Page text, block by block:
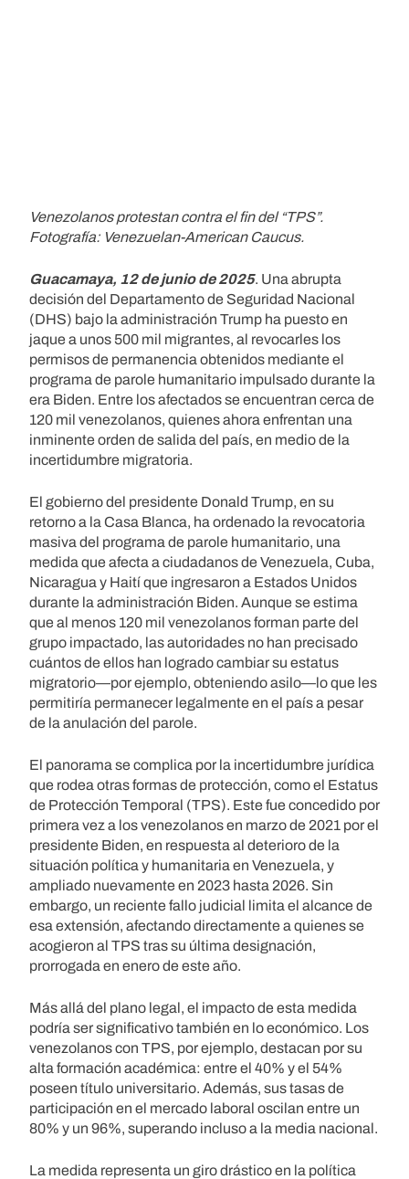
Venezolanos protestan contra el fin del “TPS”.
Fotografía: Venezuelan-American Caucus.
Guacamaya, 12 de junio de 2025. Una abrupta
decisión del Departamento de Seguridad Nacional
(DHS) bajo la administración Trump ha puesto en
jaque a unos 500 mil migrantes, al revocarles los
permisos de permanencia obtenidos mediante el
programa de parole humanitario impulsado durante la
era Biden. Entre los afectados se encuentran cerca de
120 mil venezolanos, quienes ahora enfrentan una
inminente orden de salida del país, en medio de la
incertidumbre migratoria.
El gobierno del presidente Donald Trump, en su
retorno a la Casa Blanca, ha ordenado la revocatoria
masiva del programa de parole humanitario, una
medida que afecta a ciudadanos de Venezuela, Cuba,
Nicaragua y Haití que ingresaron a Estados Unidos
durante la administración Biden. Aunque se estima
que al menos 120 mil venezolanos forman parte del
grupo impactado, las autoridades no han precisado
cuántos de ellos han logrado cambiar su estatus
migratorio—por ejemplo, obteniendo asilo—lo que les
permitiría permanecer legalmente en el país a pesar
de la anulación del parole.
El panorama se complica por la incertidumbre jurídica
que rodea otras formas de protección, como el Estatus
de Protección Temporal (TPS). Este fue concedido por
primera vez a los venezolanos en marzo de 2021 por el
presidente Biden, en respuesta al deterioro de la
situación política y humanitaria en Venezuela, y
ampliado nuevamente en 2023 hasta 2026. Sin
embargo, un reciente fallo judicial limita el alcance de
esa extensión, afectando directamente a quienes se
acogieron al TPS tras su última designación,
prorrogada en enero de este año.
Más allá del plano legal, el impacto de esta medida
podría ser significativo también en lo económico. Los
venezolanos con TPS, por ejemplo, destacan por su
alta formación académica: entre el 40% y el 54%
poseen título universitario. Además, sus tasas de
participación en el mercado laboral oscilan entre un
80% y un 96%, superando incluso a la media nacional.
La medida representa un giro drástico en la política